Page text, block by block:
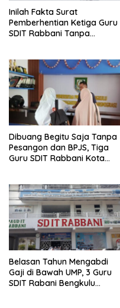
Inilah Fakta Surat
Pemberhentian Ketiga Guru
SDIT Rabbani Tanpa
Dibuang Begitu Saja Tanpa
Pesangon dan BPJS, Tiga
Guru SDIT Rabbani Kota
Belasan Tahun Mengabdi
Gaji di Bawah UMP, 3 Guru
SDIT Rabani Bengkulu